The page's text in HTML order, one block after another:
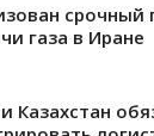
срочный
газа в Иране
Казахстан